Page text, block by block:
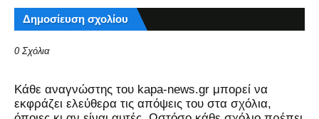
Δημοσίευση σχολίου
0 Σχόλια
Kάθε αναγνώστης του kapa-news.gr μπορεί να
εκφράζει ελεύθερα τις απόψεις του στα σχόλια,